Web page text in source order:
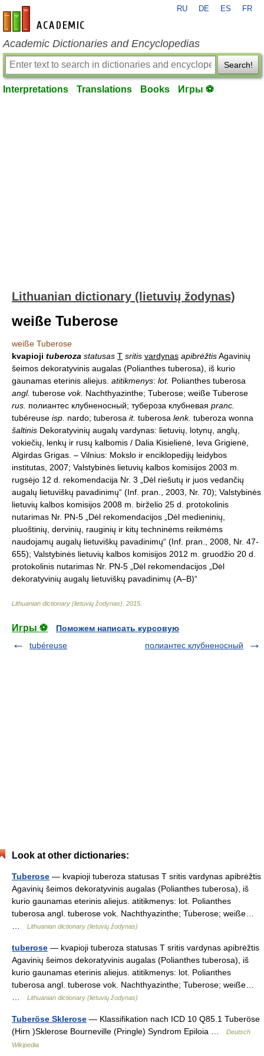
en-academic.com
RU DE ES FR
Academic Dictionaries and Encyclopedias
Search!
Interpretations Translations Books Игры ⚽
Lithuanian dictionary (lietuvių žodynas)
weiße Tuberose
weiße Tuberose
kvapioji tuberoza statusas T sritis vardynas apibrėžtisAgavinių
šeimos dekoratyvinis augalas (Polianthes tuberosa), iš kurio
gaunamas eterinis aliejus. atitikmenys: lot. Polianthes tuberosa
angl. tuberose vok. Nachthyazinthe; Tuberose; weiße Tuberose
rus. полиантес клубненосный; тубероза клубневая pranc.
tubéreuse isp. nardo; tuberosa it. tuberosa lenk. tuberoza wonna
šaltinis Dekoratyvinių augalų vardynas: lietuvių, lotynų, anglų,
vokiečių, lenkų ir rusų kalbomis / Dalia Kisielienė, Ieva Grigienė,
Algirdas Grigas. – Vilnius: Mokslo ir enciklopedijų leidybos
institutas, 2007; Valstybinės lietuvių kalbos komisijos 2003 m.
rugsėjo 12 d. rekomendacija Nr. 3 „Dėl riešutų ir juos vedančių
augalų lietuviškų pavadinimų“ (Inf. pran., 2003, Nr. 70); Valstybinės
lietuvių kalbos komisijos 2008 m. birželio 25 d. protokolinis
nutarimas Nr. PN-5 „Dėl rekomendacijos „Dėl medieninių,
pluoštinių, dervinių, rauginių ir kitų techninėms reikmėms
naudojamų augalų lietuviškų pavadinimų“ (Inf. pran., 2008, Nr. 47-
655); Valstybinės lietuvių kalbos komisijos 2012 m. gruodžio 20 d.
protokolinis nutarimas Nr. PN-5 „Dėl rekomendacijos „Dėl
dekoratyvinių augalų lietuviškų pavadinimų (A–B)“
Lithuanian dictionary (lietuvių žodynas) 2015
Игры ⚽
Поможем написать курсовую
tubéreuse
полиантес клубненосный
Look at other dictionaries:
Tuberose — kvapioji tuberoza statusas T sritis vardynas apibrėžtis
Agavinių šeimos dekoratyvinis augalas (Polianthes tuberosa), iš
kurio gaunamas eterinis aliejus. atitikmenys: lot. Polianthes
tuberosa angl. tuberose vok. Nachthyazinthe; Tuberose; weiße…
Lithuanian dictionary (lietuvių žodynas)
tuberose — kvapioji tuberoza statusas T sritis vardynas apibrėžtis
Agavinių šeimos dekoratyvinis augalas (Polianthes tuberosa), iš
kurio gaunamas eterinis aliejus. atitikmenys: lot. Polianthes
tuberosa angl. tuberose vok. Nachthyazinthe; Tuberose; weiße…
Lithuanian dictionary (lietuvių žodynas)
Tuberöse Sklerose — Klassifikation nach ICD 10 Q85.1 Tuberöse
(Hirn )Sklerose Bourneville (Pringle) Syndrom Epiloia …
Deutsch
Wikipedia